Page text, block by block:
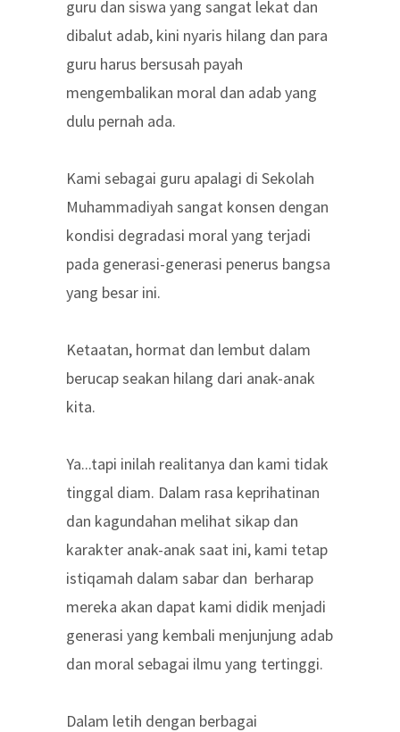
guru dan siswa yang sangat lekat dan
dibalut adab, kini nyaris hilang dan para
guru harus bersusah payah
mengembalikan moral dan adab yang
dulu pernah ada.
Kami sebagai guru apalagi di Sekolah
Muhammadiyah sangat konsen dengan
kondisi degradasi moral yang terjadi
pada generasi-generasi penerus bangsa
yang besar ini.
Ketaatan, hormat dan lembut dalam
berucap seakan hilang dari anak-anak
kita.
Ya...tapi inilah realitanya dan kami tidak
tinggal diam. Dalam rasa keprihatinan
dan kagundahan melihat sikap dan
karakter anak-anak saat ini, kami tetap
istiqamah dalam sabar dan berharap
mereka akan dapat kami didik menjadi
generasi yang kembali menjunjung adab
dan moral sebagai ilmu yang tertinggi.
Dalam letih dengan berbagai